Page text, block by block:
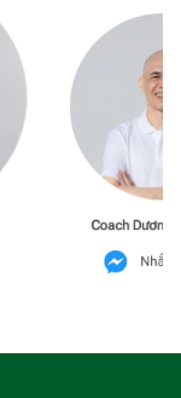
Coach Dương
Nhắn